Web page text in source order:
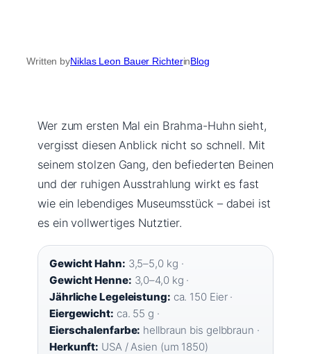
Written byNiklas Leon Bauer RichterinBlog
Wer zum ersten Mal ein Brahma-Huhn sieht,
vergisst diesen Anblick nicht so schnell. Mit
seinem stolzen Gang, den befiederten Beinen
und der ruhigen Ausstrahlung wirkt es fast
wie ein lebendiges Museumsstück – dabei ist
es ein vollwertiges Nutztier.
Gewicht Hahn: 3,5–5,0 kg ·
Gewicht Henne: 3,0–4,0 kg ·
Jährliche Legeleistung: ca. 150 Eier ·
Eiergewicht: ca. 55 g ·
Eierschalenfarbe: hellbraun bis gelbbraun ·
Herkunft: USA / Asien (um 1850)